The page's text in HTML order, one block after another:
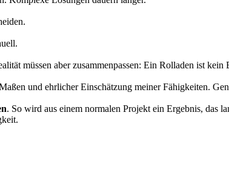
müssen aber zusammenpassen: Ein Rolladen ist kein
und ehrlicher Einschätzung meiner Fähigkeiten.
. So wird aus einem normalen Projekt ein Ergebnis, das